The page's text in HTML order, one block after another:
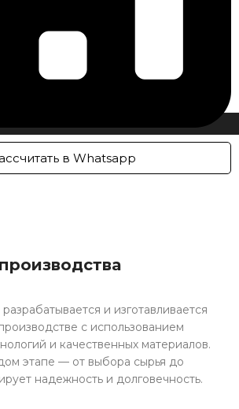
в Whatsapp
и изготавливается
с использованием
и качественных материалов.
этапе — от выбора сырья до
надежность и долговечность.